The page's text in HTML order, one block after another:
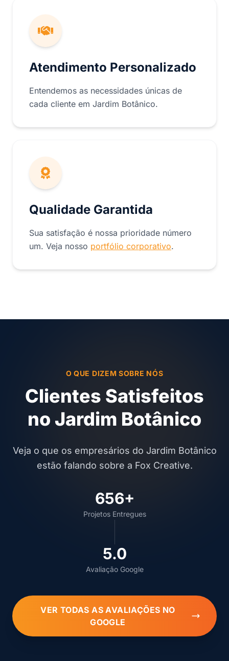
Atendimento Personalizado
Entendemos as necessidades únicas de
cada cliente em Jardim Botânico.
Qualidade Garantida
Sua satisfação é nossa prioridade número
um. Veja nosso portfólio corporativo.
O QUE DIZEM SOBRE NÓS
Clientes Satisfeitos
no Jardim Botânico
Veja o que os empresários do Jardim Botânico
estão falando sobre a Fox Creative.
656+
Projetos Entregues
5.0
Avaliação Google
VER TODAS AS AVALIAÇÕES NO
GOOGLE